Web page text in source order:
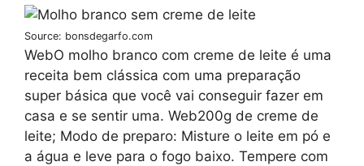
Source: bonsdegarfo.com
WebO molho branco com creme de leite é uma
receita bem clássica com uma preparação
super básica que você vai conseguir fazer em
casa e se sentir uma. Web200g de creme de
leite; Modo de preparo: Misture o leite em pó e
a água e leve para o fogo baixo. Tempere com